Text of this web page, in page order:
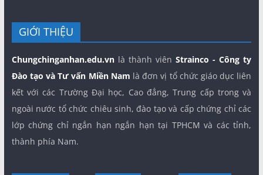
GIỚI THIỆU
Chungchinganhan.edu.vnlà thành viênStrainco - Công ty
Đào tạo và Tư vấn Miền Nam là đơn vị tổ chức giáo dục liên
kết với các Trường Đại học, Cao đẳng, Trung cấp trong và
ngoài nước tổ chức chiêu sinh, đào tạo và cấp chứng chỉ các
lớp chứng chỉ ngắn hạn ngắn hạn tại TPHCM và các tỉnh,
thành phía Nam.